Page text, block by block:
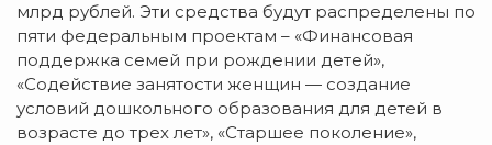
млрд рублей. Эти средства будут распределены по
пяти федеральным проектам – «Финансовая
поддержка семей при рождении детей»,
«Содействие занятости женщин — создание
условий дошкольного образования для детей в
возрасте до трех лет», «Старшее поколение»,